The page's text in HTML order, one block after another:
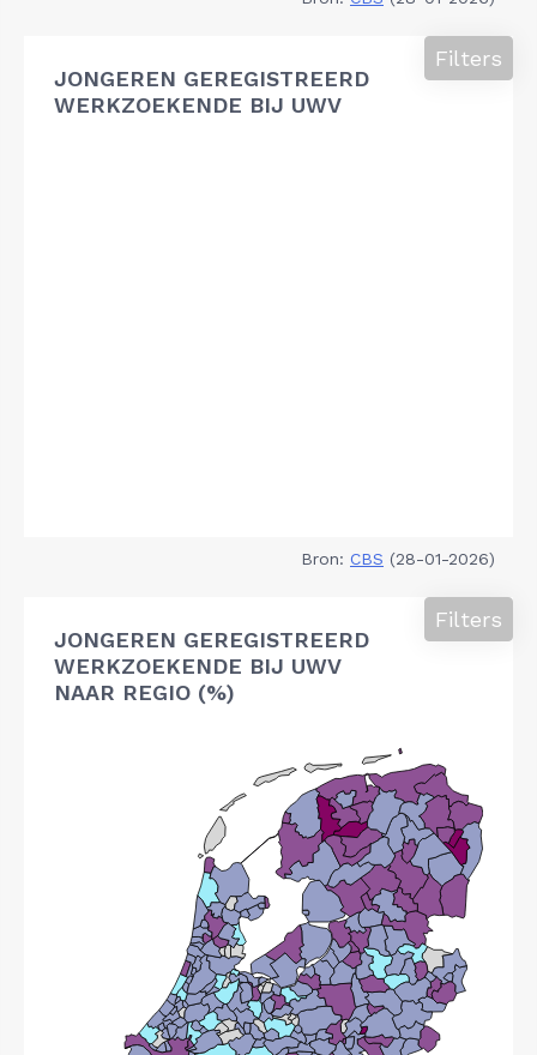
JONGEREN GEREGISTREERD
WERKZOEKENDE BIJ UWV
Filters
Bron: CBS (28-01-2026)
JONGEREN GEREGISTREERD
WERKZOEKENDE BIJ UWV
NAAR REGIO (%)
Filters